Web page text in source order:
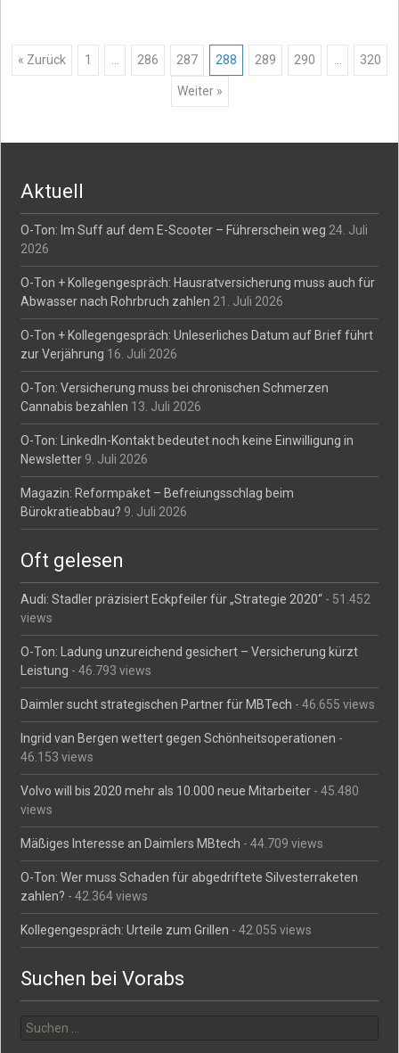
Posts
« Zurück 1 286 287 288 289 290 320
Weiter »
Aktuell
O-Ton: Im Suff auf dem E-Scooter – Führerschein weg 24. Juli
2026
O-Ton + Kollegengespräch: Hausratversicherung muss auch für
Abwasser nach Rohrbruch zahlen 21. Juli 2026
O-Ton + Kollegengespräch: Unleserliches Datum auf Brief führt
zur Verjährung 16. Juli 2026
O-Ton: Versicherung muss bei chronischen Schmerzen
Cannabis bezahlen 13. Juli 2026
O-Ton: LinkedIn-Kontakt bedeutet noch keine Einwilligung in
Newsletter 9. Juli 2026
Magazin: Reformpaket – Befreiungsschlag beim
Bürokratieabbau? 9. Juli 2026
Oft gelesen
Audi: Stadler präzisiert Eckpfeiler für „Strategie 2020“ - 51.452
views
O-Ton: Ladung unzureichend gesichert – Versicherung kürzt
Leistung - 46.793 views
Daimler sucht strategischen Partner für MBTech - 46.655 views
Ingrid van Bergen wettert gegen Schönheitsoperationen -
46.153 views
Volvo will bis 2020 mehr als 10.000 neue Mitarbeiter - 45.480
views
Mäßiges Interesse an Daimlers MBtech - 44.709 views
O-Ton: Wer muss Schaden für abgedriftete Silvesterraketen
zahlen? - 42.364 views
Kollegengespräch: Urteile zum Grillen - 42.055 views
Suchen bei Vorabs
nach: